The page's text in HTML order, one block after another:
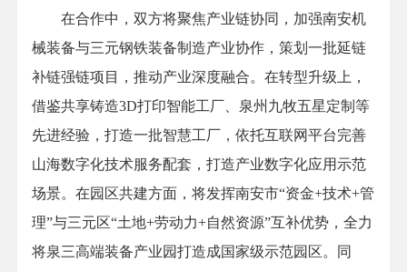
在合作中，双方将聚焦产业链协同，加强南安机
械装备与三元钢铁装备制造产业协作，策划一批延链
补链强链项目，推动产业深度融合。在转型升级上，
借鉴共享铸造3D打印智能工厂、泉州九牧五星定制等
先进经验，打造一批智慧工厂，依托互联网平台完善
山海数字化技术服务配套，打造产业数字化应用示范
场景。在园区共建方面，将发挥南安市“资金+技术+管
理”与三元区“土地+劳动力+自然资源”互补优势，全力
将泉三高端装备产业园打造成国家级示范园区。同